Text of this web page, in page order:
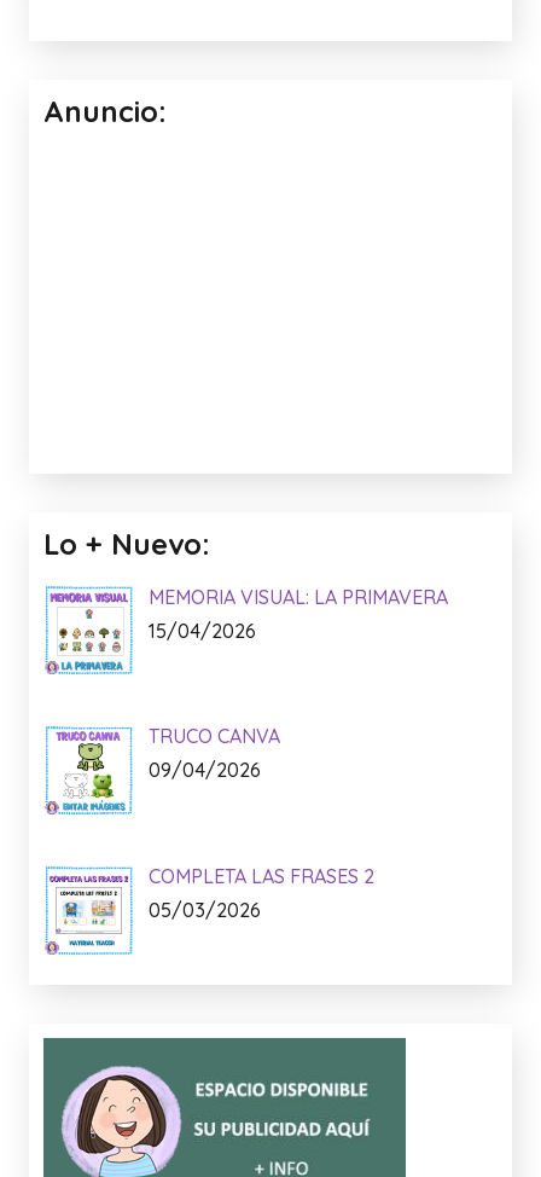
Anuncio:
Lo + Nuevo:
MEMORIA VISUAL: LA PRIMAVERA
15/04/2026
TRUCO CANVA
09/04/2026
COMPLETA LAS FRASES 2
05/03/2026